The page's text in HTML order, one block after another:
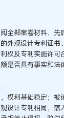
全部案卷材料，先
外观设计专利证书
权及专利实施许可
是否具有事实和法
权利基础稳定；被
设计专利相同，落